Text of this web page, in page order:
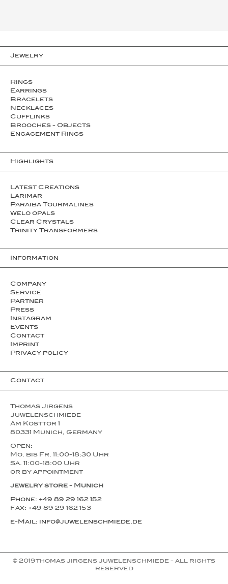
Jewelry
Rings
Earrings
Bracelets
Necklaces
Cufflinks
Brooches - Objects
Engagement Rings
Highlights
Latest Creations
Larimar
Paraiba Tourmalines
Welo opals
Clear Crystals
Trinity Transformers
Information
Company
Service
Partner
Press
Instagram
Events
Contact
Imprint
Privacy policy
Contact
Thomas Jirgens
Juwelenschmiede
Am Kosttor 1
80331 Munich, Germany
Open:
Mo. bis Fr. 11:00-18:30 Uhr
Sa. 11:00-18:00 Uhr
or by appointment
jewelry store - Munich
Phone: +49 89 29 162 152
Fax: +49 89 29 162 153
e-Mail: info@juwelenschmiede.de
© 2019thomas jirgens juwelenschmiede - all rights
reserved